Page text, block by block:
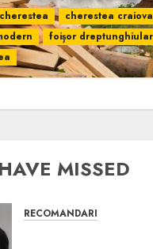
cherestea cherestea craiova
foișor dreptunghiular
MISSED
RECOMANDARI